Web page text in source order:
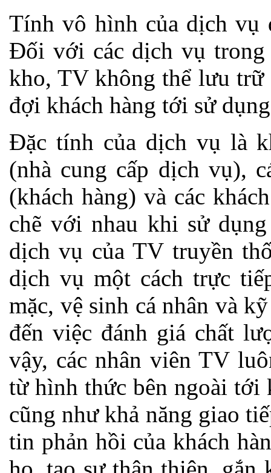
Tính vô hình của dịch vụ
Đối với các dịch vụ
kho, TV không thể lưu
đợi khách hàng tới sử
Đặc tính của dịch vụ là
(nhà cung cấp dịch vụ),
(khách hàng) và các
chẽ với nhau khi sử
dịch vụ của TV truyền
dịch vụ một cách trực
mặc, vệ sinh cá nhân và
đến việc đánh giá chất
vậy, các nhân viên TV
từ hình thức bên ngoài tới
cũng như khả năng giao
tin phản hồi của khách